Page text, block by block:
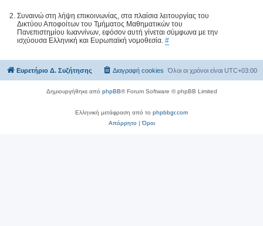
Συναινώ στη λήψη επικοινωνίας, στα πλαίσια λειτουργίας του
Δικτύου Αποφοίτων του Τμήματος Μαθηματικών του
Πανεπιστημίου Ιωαννίνων, εφόσον αυτή γίνεται σύμφωνα με την
ισχύουσα Ελληνική και Ευρωπαϊκή νομοθεσία. #
Ευρετήριο Δ. Συζήτησης Όλοι οι χρόνοι είναι UTC+03:00
Διαγραφή cookies
Δημιουργήθηκε από phpBB® Forum Software © phpBB Limited
Ελληνική μετάφραση από το phpbbgr.com
Απόρρητο|Όροι